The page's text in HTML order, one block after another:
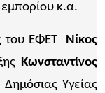
εμπορίου κ.α.
του ΕΦΕΤ Νίκος
Κωνσταντίνος
Υγείας